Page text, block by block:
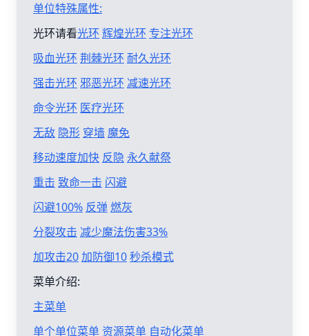
单位特殊属性:
光环请看光环 辉煌光环 专注光环
吸血光环 荆棘光环 耐久光环
强击光环 邪恶光环 减速光环
命令光环 医疗光环
无敌 隐形 穿墙 魔免
移动速度加快 反隐 永久献祭
重击 致命一击 闪避
闪避100% 反弹燃灰
分裂攻击 减少魔法伤害33%
加攻击20加防御10秒杀模式
菜单介绍:
主菜单
单个单位菜单 资源菜单 自动化菜单